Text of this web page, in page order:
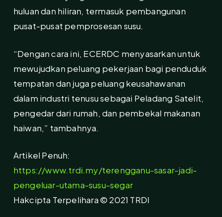
huluan dan hiliran, termasuk pembangunan
pusat-pusat pemprosesan susu.
“Dengan cara ini, ECERDC menyasarkan untuk
mewujudkan peluang pekerjaan bagi penduduk
tempatan dan juga peluang keusahawanan
dalam industri tenusu sebagai Peladang Satelit,
pengedar dari rumah, dan pembekal makanan
haiwan,” tambahnya.
Artikel Penuh:
https://www.trdi.my/terengganu-sasar-jadi-
pengeluar-utama-susu-segar
Hakcipta Terpelihara © 2021 TRDI